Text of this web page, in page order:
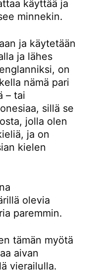
käyttää ja
minnekin.
ja käytetään
ja lähes
on
nämä pari
– tai
sillä se
jolla olen
ja on
kielen
olevia
paremmin.
tämän myötä
aivan
vierailulla.